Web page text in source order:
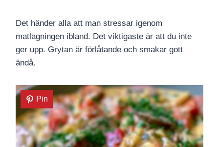
Det händer alla att man stressar igenom
matlagningen ibland. Det viktigaste är att du inte
ger upp. Grytan är förlåtande och smakar gott
ändå.
Pin